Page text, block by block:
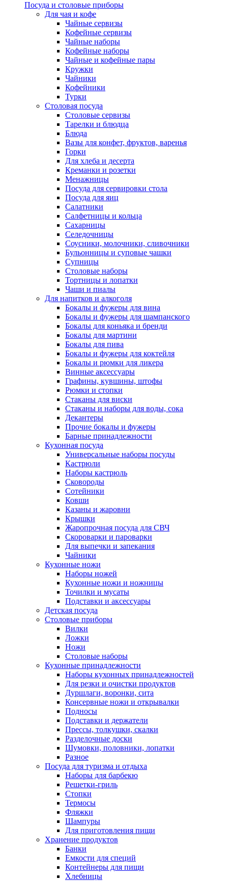
Посуда и столовые приборы
Для чая и кофе
Чайные сервизы
Кофейные сервизы
Чайные наборы
Кофейные наборы
Чайные и кофейные пары
Кружки
Чайники
Кофейники
Турки
Столовая посуда
Столовые сервизы
Тарелки и блюдца
Блюда
Вазы для конфет, фруктов, варенья
Горки
Для хлеба и десерта
Креманки и розетки
Менажницы
Посуда для сервировки стола
Посуда для яиц
Салатники
Салфетницы и кольца
Сахарницы
Селедочницы
Соусники, молочники, сливочники
Бульонницы и суповые чашки
Супницы
Столовые наборы
Тортницы и лопатки
Чаши и пиалы
Для напитков и алкоголя
Бокалы и фужеры для вина
Бокалы и фужеры для шампанского
Бокалы для коньяка и бренди
Бокалы для мартини
Бокалы для пива
Бокалы и фужеры для коктейля
Бокалы и рюмки для ликера
Винные аксессуары
Графины, кувшины, штофы
Рюмки и стопки
Стаканы для виски
Стаканы и наборы для воды, сока
Декантеры
Прочие бокалы и фужеры
Барные принадлежности
Кухонная посуда
Универсальные наборы посуды
Кастрюли
Наборы кастрюль
Сковороды
Сотейники
Ковши
Казаны и жаровни
Крышки
Жаропрочная посуда для СВЧ
Скороварки и пароварки
Для выпечки и запекания
Чайники
Кухонные ножи
Наборы ножей
Кухонные ножи и ножницы
Точилки и мусаты
Подставки и аксессуары
Детская посуда
Столовые приборы
Вилки
Ложки
Ножи
Столовые наборы
Кухонные принадлежности
Наборы кухонных принадлежностей
Для резки и очистки продуктов
Дуршлаги, воронки, сита
Консервные ножи и открывалки
Подносы
Подставки и держатели
Прессы, толкушки, скалки
Разделочные доски
Шумовки, половники, лопатки
Разное
Посуда для туризма и отдыха
Наборы для барбекю
Решетки-гриль
Стопки
Термосы
Фляжки
Шампуры
Для приготовления пищи
Хранение продуктов
Банки
Емкости для специй
Контейнеры для пищи
Хлебницы